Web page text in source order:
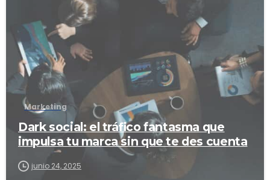
Marketing
Dark social: el tráfico fantasma que
impulsa tu marca sin que te des cuenta
junio 24, 2025